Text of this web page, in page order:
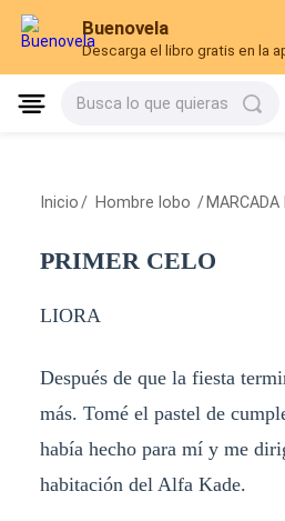
Buenovela
Descarga el libro gratis en la
Busca lo que quieras
Inicio / Hombre lobo / MARCADA
PRIMER CELO
LIORA
Después de que la fiesta
más. Tomé el pastel de
había hecho para mí y me
habitación del Alfa Kade.